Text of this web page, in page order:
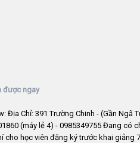
được ngay
Địa Chỉ: 391 Trường Chinh - (Gần Ngã
(máy lẻ 4) - 0985349755 Đang có
cho học viên đăng ký trước khai giảng